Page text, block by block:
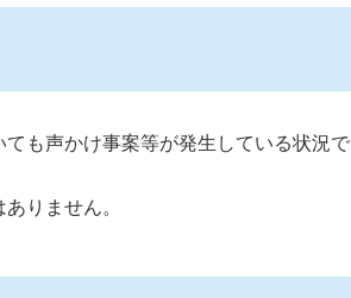
も声かけ事案等が発生している状況で
りません。